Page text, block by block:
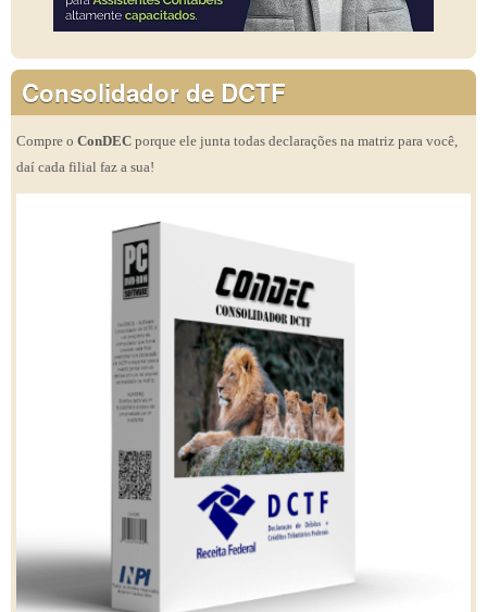
Consolidador de DCTF
Compre o ConDEC porque ele junta todas declarações na matriz para você,
daí cada filial faz a sua!